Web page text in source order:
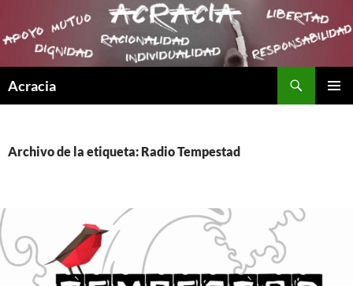
Acracia
Archivo de la etiqueta: Radio Tempestad